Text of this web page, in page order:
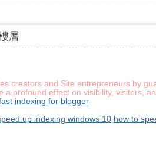
層
creators and Site entrepreneurs by
profound effect on visibility, visitors,
indexing for blogger
up indexing windows 10 how to